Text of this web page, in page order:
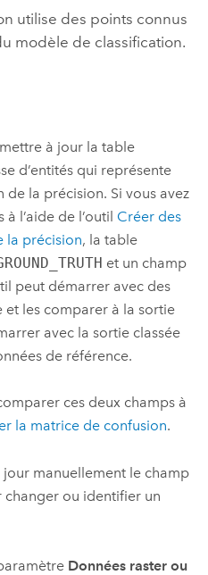
utilise des points connus
modèle de classification.
à jour la table
d’entités qui représente
de la précision. Si vous avez
à l’aide de l’outil Créer des
la précision, la table
et un champ
peut démarrer avec des
et les comparer à la sortie
avec la sortie classée
de référence.
ces deux champs à
la matrice de confusion.
manuellement le champ
changer ou identifier un
Données raster ou